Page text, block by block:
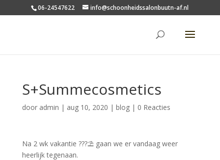
06-24547622 info@schoonheidssalonbuutn-af.nl
S+Summecosmetics
door admin | aug 10, 2020 | blog| 0 Reacties
Na 2 wk vakantie ??️?⛱️gaan we er vandaag weer
heerlijk tegenaan.